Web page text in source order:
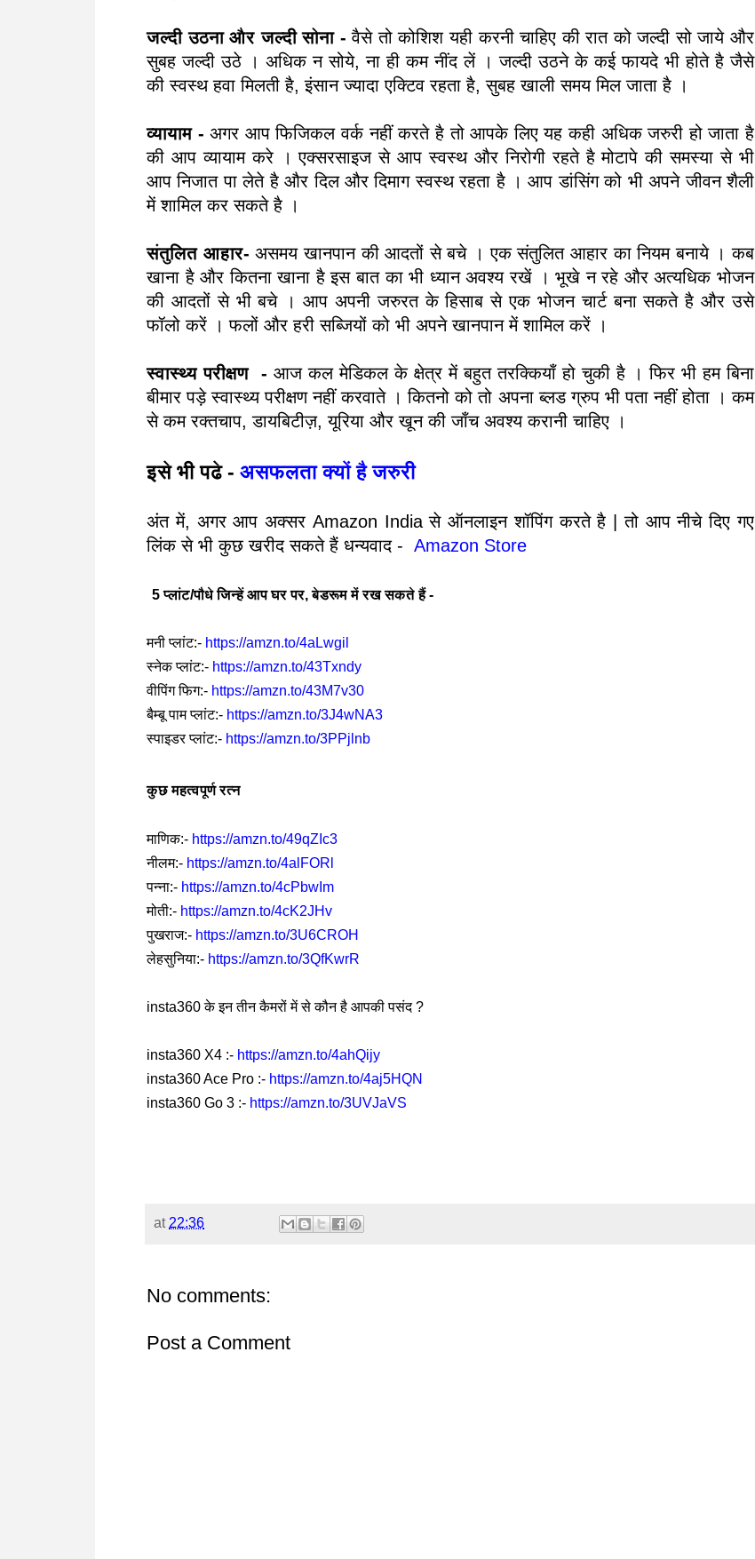
जल्दी उठना और जल्दी सोना -वैसे तो कोशिश यही करनी चाहिए की रात को जल्दी सो जाये और
सुबह जल्दी उठे । अधिक न सोये, ना ही कम नींद लें । जल्दी उठने के कई फायदे भी होते है जैसे
की स्वस्थ हवा मिलती है, इंसान ज्यादा एक्टिव रहता है, सुबह खाली समय मिल जाता है ।
व्यायाम -अगर आप फिजिकल वर्क नहीं करते है तो आपके लिए यह कही अधिक जरुरी हो जाता है
की आप व्यायाम करे । एक्सरसाइज से आप स्वस्थ और निरोगी रहते है मोटापे की समस्या से भी
आप निजात पा लेते है और दिल और दिमाग स्वस्थ रहता है । आप डांसिंग को भी अपने जीवन शैली
में शामिल कर सकते है ।
संतुलित आहार-असमय खानपान की आदतों से बचे । एक संतुलित आहार का नियम बनाये । कब
खाना है और कितना खाना है इस बात का भी ध्यान अवश्य रखें । भूखे न रहे और अत्यधिक भोजन
की आदतों से भी बचे । आप अपनी जरुरत के हिसाब से एक भोजन चार्ट बना सकते है और उसे
फॉलो करें । फलों और हरी सब्जियों को भी अपने खानपान में शामिल करें ।
स्वास्थ्य परीक्षण - आज कल मेडिकल के क्षेत्र में बहुत तरक्कियाँ हो चुकी है । फिर भी हम बिना
बीमार पड़े स्वास्थ्य परीक्षण नहीं करवाते । कितनो को तो अपना ब्लड ग्रुप भी पता नहीं होता । कम
से कम रक्तचाप, डायबिटीज़, यूरिया और खून की जाँच अवश्य करानी चाहिए ।
इसे भी पढे - असफलता क्यों है जरुरी
अंत में, अगर आप अक्सर Amazon India से ऑनलाइन शॉपिंग करते है | तो आप नीचे दिए गए
लिंक से भी कुछ खरीद सकते हैं धन्यवाद - Amazon Store
5 प्लांट/पौधे जिन्हें आप घर पर, बेडरूम में रख सकते हैं -
मनी प्लांट:- https://amzn.to/4aLwgil
स्नेक प्लांट:- https://amzn.to/43Txndy
वीपिंग फिग:- https://amzn.to/43M7v30
बैम्बू पाम प्लांट:- https://amzn.to/3J4wNA3
स्पाइडर प्लांट:- https://amzn.to/3PPjlnb
कुछ महत्वपूर्ण रत्न
माणिक:- https://amzn.to/49qZIc3
नीलम:- https://amzn.to/4alFORl
पन्ना:- https://amzn.to/4cPbwIm
मोती:- https://amzn.to/4cK2JHv
पुखराज:- https://amzn.to/3U6CROH
लेहसुनिया:- https://amzn.to/3QfKwrR
insta360 के इन तीन कैमरों में से कौन है आपकी पसंद ?
insta360 X4 :- https://amzn.to/4ahQijy
insta360 Ace Pro :- https://amzn.to/4aj5HQN
insta360 Go 3 :- https://amzn.to/3UVJaVS
at 22:36
No comments:
Post a Comment